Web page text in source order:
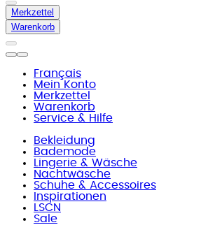
Merkzettel
Warenkorb
Français
Mein Konto
Merkzettel
Warenkorb
Service & Hilfe
Bekleidung
Bademode
Lingerie & Wäsche
Nachtwäsche
Schuhe & Accessoires
Inspirationen
LSCN
Sale